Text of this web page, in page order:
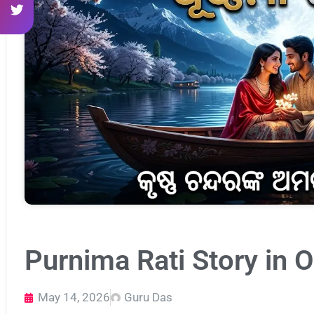
Purnima Rati Story in
May 14, 2026 Guru Das